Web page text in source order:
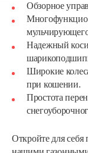
Обзорное
Надежный
Широкие
при кошении.
Простота
Откройте для себя